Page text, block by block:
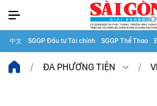
中文 SGGP Đầu tư Tài chính SGGP Thể Thao
ĐA PHƯƠNG TIỆN